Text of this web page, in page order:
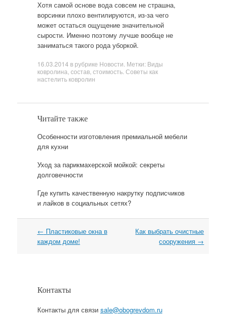
Хотя самой основе вода совсем не страшна,
ворсинки плохо вентилируются, из-за чего
может остаться ощущение значительной
сырости. Именно поэтому лучше вообще не
заниматься такого рода уборкой.
16.03.2014 в рубрике Новости . Метки: Виды
ковролина состав, стоимость. Советы как
настелить ковролин
Читайте также
Особенности изготовления премиальной мебели
для кухни
Уход за парикмахерской мойкой: секреты
долговечности
Где купить качественную накрутку подписчиков
и лайков в социальных сетях?
Навигация
← Пластиковые окна в
каждом доме!
Как выбрать очистные
сооружения →
Контакты
Контакты для связи sale@obogrevdom.ru